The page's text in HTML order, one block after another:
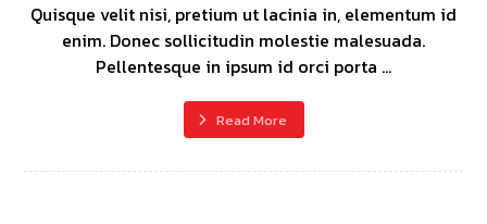
Quisque velit nisi, pretium ut lacinia in, elementum id
enim. Donec sollicitudin molestie malesuada.
Pellentesque in ipsum id orci porta ...
Read More